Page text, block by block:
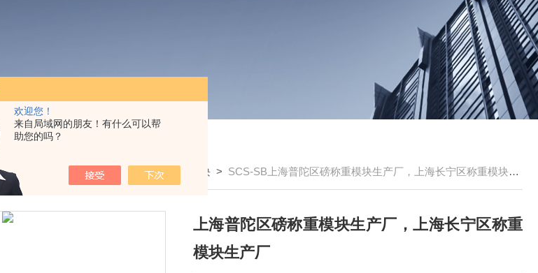
欢迎您！
来自局域网的朋友！有什么可以帮
助您的吗？
我的位置： >产品中心 > > 称重模块 > SCS-SB上海普陀区磅称重模块生产厂，上海长宁区称重模块生产厂
上海普陀区磅称重模块生产厂，上海长宁区称重
模块生产厂